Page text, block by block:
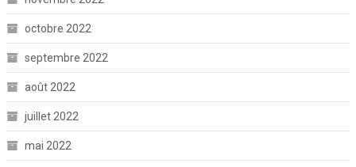
octobre 2022
septembre 2022
août 2022
juillet 2022
mai 2022